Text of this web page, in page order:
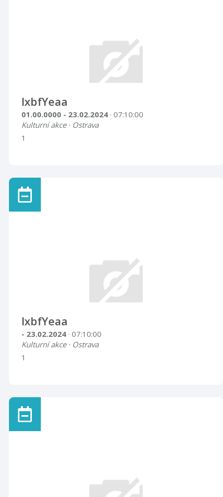
papučí z proužků plsti pletených na ...
lxbfYeaa
01.00.0000 - 23.02.2024 · 07:10:00
Kulturní akce · Ostrava
1
lxbfYeaa
- 23.02.2024 · 07:10:00
Kulturní akce · Ostrava
1